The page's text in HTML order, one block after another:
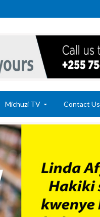
Michuzi TV Contact Us